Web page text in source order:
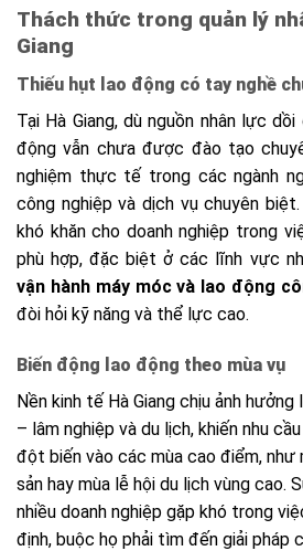
Thách thức trong quản lý
Giang
Thiếu hụt lao động có tay nghề
Tại Hà Giang, dù nguồn nhân lực
động vẫn chưa được đào tạo
nghiệm thực tế trong các ngành
công nghiệp và dịch vụ chuyên
khó khăn cho doanh nghiệp trong
phù hợp, đặc biệt ở các lĩnh vực
vận hành máy móc và lao động
đòi hỏi kỹ năng và thể lực cao.
Biến động lao động theo mùa vụ
Nền kinh tế Hà Giang chịu ảnh
– lâm nghiệp và du lịch, khiến nhu
đột biến vào các mùa cao điểm, như
sản hay mùa lễ hội du lịch vùng cao.
nhiều doanh nghiệp gặp khó trong
định, buộc họ phải tìm đến giải pháp